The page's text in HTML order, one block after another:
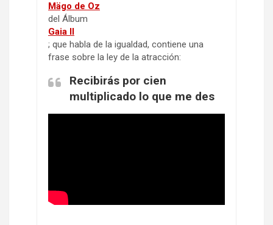
Mägo de Oz
del Álbum
Gaia II
; que habla de la igualdad, contiene una
frase sobre la ley de la atracción:
Recibirás por cien
multiplicado lo que me des